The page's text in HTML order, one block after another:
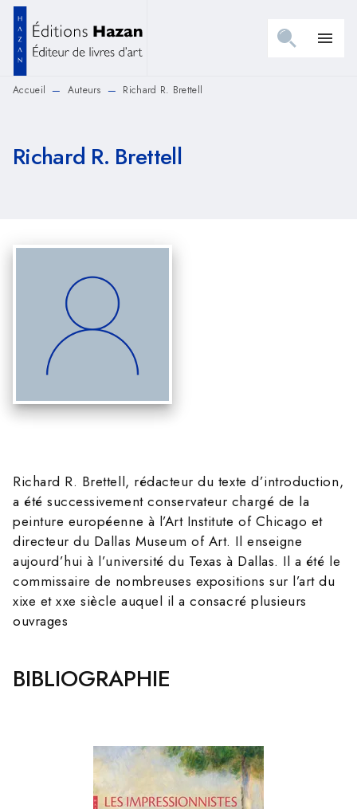
MENU RECHERCHE
PIED DE PAGE
menu
Accueil — Auteurs — Richard R. Brettell
Richard R. Brettell
Richard R. Brettell, rédacteur du texte d’introduction,
a été successivement conservateur chargé de la
peinture européenne à l’Art Institute of Chicago et
directeur du Dallas Museum of Art. Il enseigne
aujourd’hui à l’université du Texas à Dallas. Il a été le
commissaire de nombreuses expositions sur l’art du
xixe et xxe siècle auquel il a consacré plusieurs
ouvrages
BIBLIOGRAPHIE